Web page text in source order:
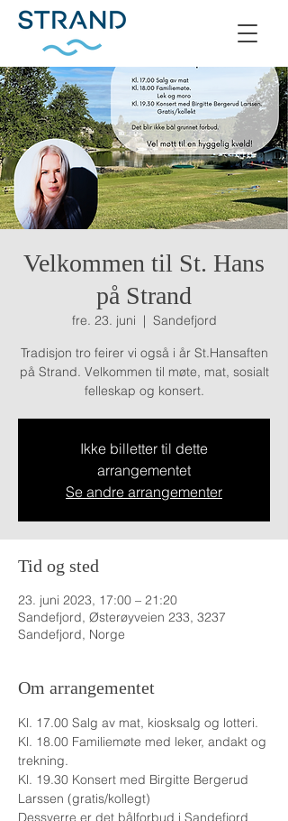
Velkommen til St. Hans
på Strand
fre. 23. juni
  |
Sandefjord
Tradisjon tro feirer vi også i år St.Hansaften
på Strand. Velkommen til møte, mat, sosialt
felleskap og konsert.
Ikke billetter til dette
arrangementet
Se andre arrangementer
Tid og sted
23. juni 2023, 17:00 – 21:20
Sandefjord, Østerøyveien 233, 3237
Sandefjord, Norge
Om arrangementet
Kl. 17.00 Salg av mat, kiosksalg og lotteri.
Kl. 18.00 Familiemøte med leker, andakt og
trekning.
Kl. 19.30 Konsert med Birgitte Bergerud
Larssen (gratis/kollegt)
Dessverre er det bålforbud i Sandefjord